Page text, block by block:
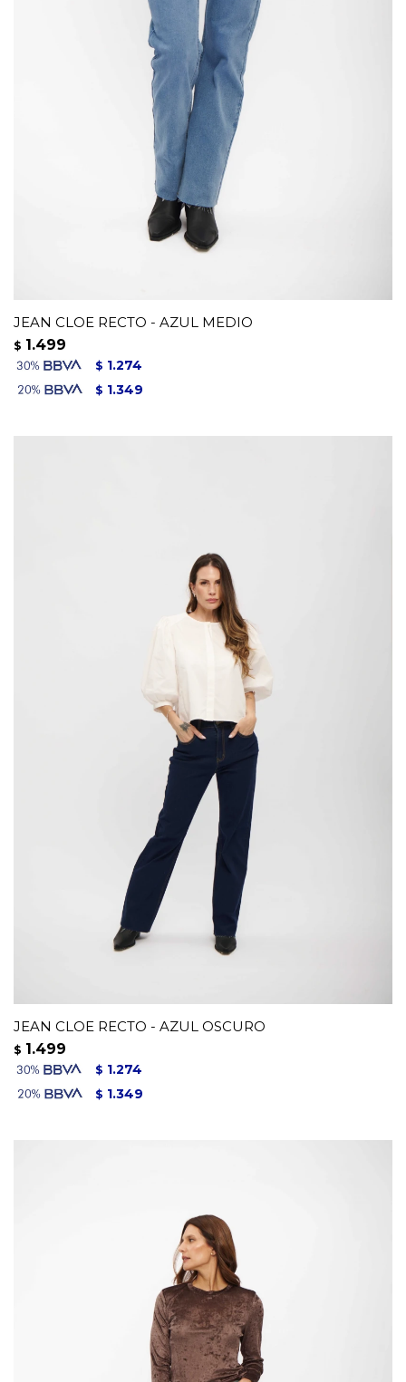
JEAN CLOE RECTO - AZUL MEDIO
$ 1.499
$ 1.274
$ 1.349
JEAN CLOE RECTO - AZUL OSCURO
$ 1.499
$ 1.274
$ 1.349